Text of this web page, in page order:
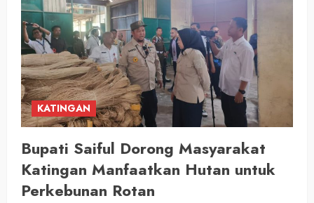
KATINGAN
Bupati Saiful Dorong Masyarakat
Katingan Manfaatkan Hutan untuk
Perkebunan Rotan